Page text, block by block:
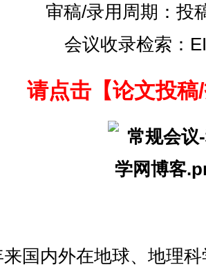
审稿/录用周期：投
会议收录检索：
请点击【论文投稿
国内外在地球、地理